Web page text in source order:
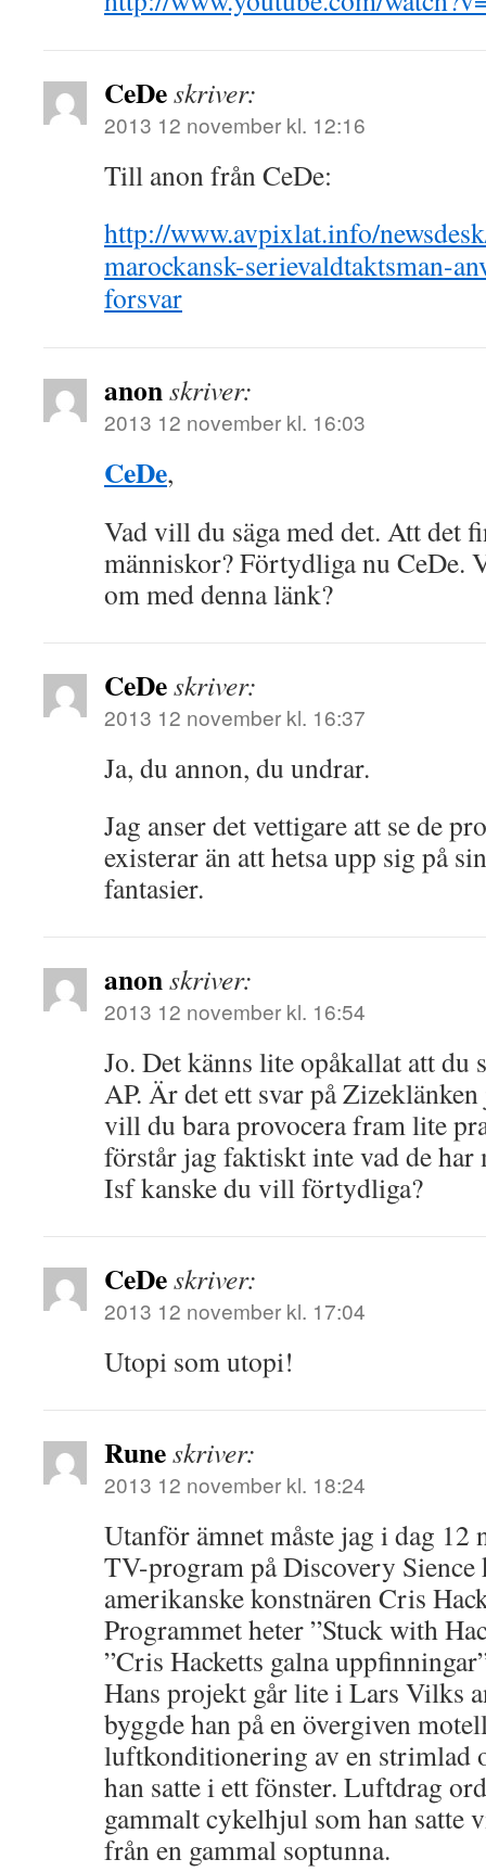
CeDeskriver:
2013 12 november kl. 12:16
Till anon från CeDe:
http://www.avpixlat.info/
marockansk-serievaldtaktsman-
forsvar
anonskriver:
2013 12 november kl. 16:03
CeDe,
Vad vill du säga med det. Att det
människor? Förtydliga nu CeDe.
om med denna länk?
CeDeskriver:
2013 12 november kl. 16:37
Ja, du annon, du undrar.
Jag anser det vettigare att se de
existerar än att hetsa upp sig på
fantasier.
anonskriver:
2013 12 november kl. 16:54
Jo. Det känns lite opåkallat att du
AP. Är det ett svar på
vill du bara provocera fram lite
förstår jag faktiskt inte vad de har
Isf kanske du vill förtydliga?
CeDeskriver:
2013 12 november kl. 17:04
Utopi som utopi!
Runeskriver:
2013 12 november kl. 18:24
Utanför ämnet måste jag i dag 12
TV-program på Discovery Sience
amerikanske konstnären Cris
Programmet heter ”Stuck with
”Cris Hacketts galna
Hans projekt går lite i Lars Vilks
byggde han på en övergiven
luftkonditionering av en strimlad
han satte i ett fönster. Luftdrag
gammalt cykelhjul som han satte
från en gammal soptunna.